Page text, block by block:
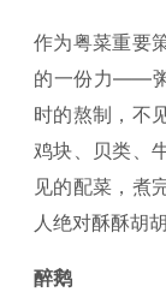
作为粤菜重要
的一份力——
时的熬制，不
鸡块、贝类、
见的配菜，煮
人绝对酥酥胡
醉鹅